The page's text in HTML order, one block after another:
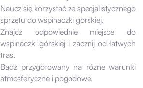
Naucz się korzystać ze specjalistycznego
sprzętu do wspinaczki górskiej.
Znajdź odpowiednie miejsce do
wspinaczki górskiej i zacznij od łatwych
tras.
Bądź przygotowany na różne warunki
atmosferyczne i pogodowe.